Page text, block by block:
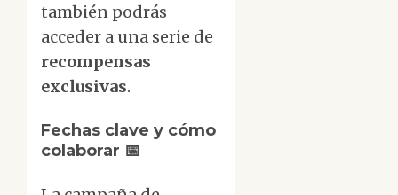
también podrás
acceder a una serie de
recompensas
exclusivas.
Fechas clave y cómo
colaborar 📅